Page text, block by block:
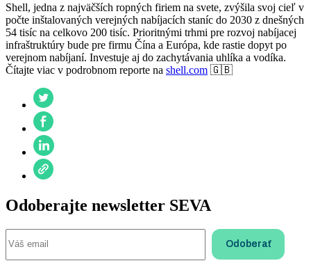
Shell, jedna z najväčších ropných firiem na svete, zvýšila svoj cieľ v
počte inštalovaných verejných nabíjacích staníc do 2030 z dnešných
54 tisíc na celkovo 200 tisíc. Prioritnými trhmi pre rozvoj nabíjacej
infraštruktúry bude pre firmu Čína a Európa, kde rastie dopyt po
verejnom nabíjaní. Investuje aj do zachytávania uhlíka a vodíka.
Čítajte viac v podrobnom reporte na shell.com 🇬🇧
Odoberajte newsletter SEVA